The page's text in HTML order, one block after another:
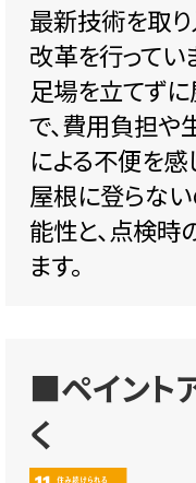
最新技術を取り
改革を行ってい
足場を立てず
で、費用負担
による不便を感
屋根に登らな
能性と、点検時
ます。
■ペイント
く